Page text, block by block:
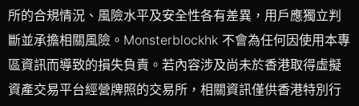
所的合規情況、風險水平及安全性各有差異，用戶應獨立判
斷並承擔相關風險。Monsterblockhk 不會為任何因使用本專
區資訊而導致的損失負責。若內容涉及尚未於香港取得虛擬
資產交易平台經營牌照的交易所，相關資訊僅供香港特別行